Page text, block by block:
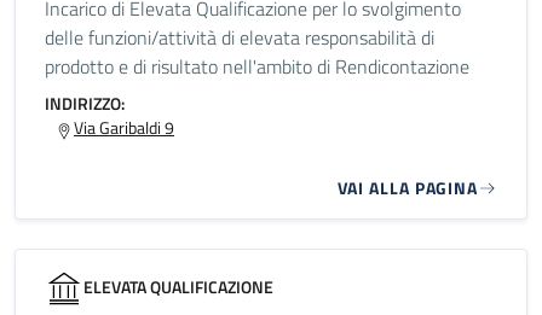
Incarico di Elevata Qualificazione per lo svolgimento
delle funzioni/attività di elevata responsabilità di
prodotto e di risultato nell'ambito di Rendicontazione
INDIRIZZO:
Via Garibaldi 9
VAI ALLA PAGINA
ELEVATA QUALIFICAZIONE